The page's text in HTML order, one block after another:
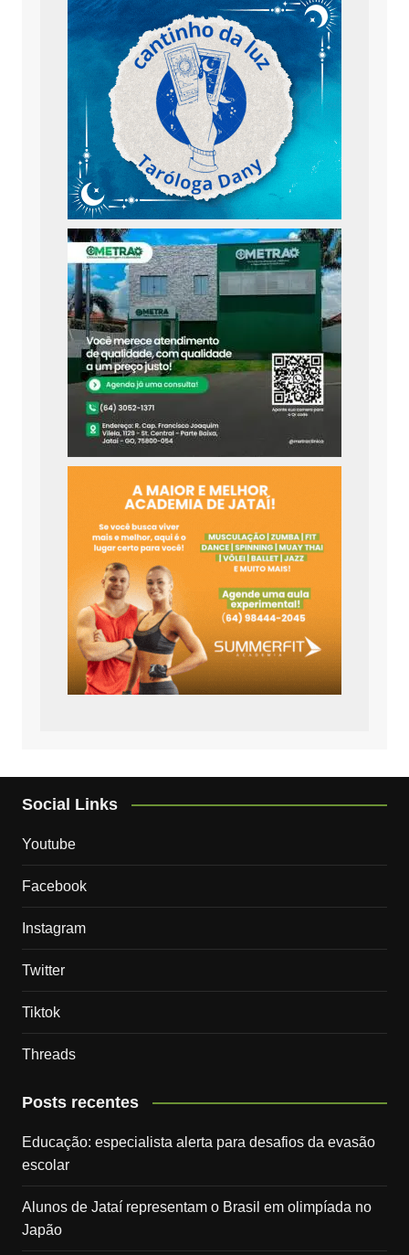
Social Links
Youtube
Facebook
Instagram
Twitter
Tiktok
Threads
Posts recentes
Educação: especialista alerta para desafios da evasão
escolar
Alunos de Jataí representam o Brasil em olimpíada no
Japão